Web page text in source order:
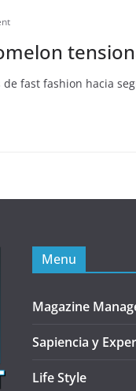
fast fashion hacia
Menu
Magazine
Sapiencia y
Life Style